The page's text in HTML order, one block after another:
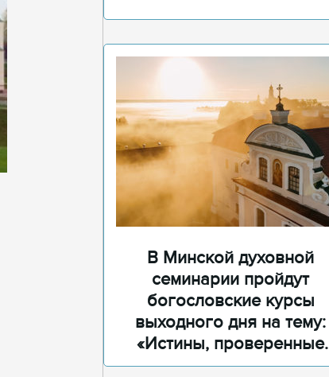
В Минской духовной
семинарии пройдут
богословские курсы
выходного дня на тему:
«Истины, проверенные
временем»